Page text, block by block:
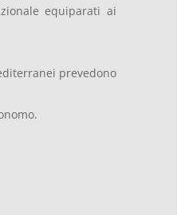
equiparati ai
prevedono